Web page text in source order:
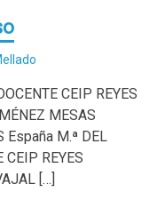
CEIP REYES
MESAS
España M.ª DEL
CEIP REYES
[…]